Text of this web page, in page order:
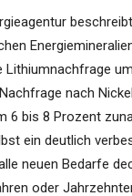
Lithiumnachfrage
nach
6 bis 8 Prozent
ein deutlich
neuen Bedarfe
oder